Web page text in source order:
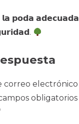
𝗽𝗼𝗱𝗮
correo electrónico